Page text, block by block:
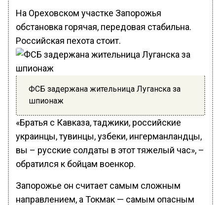
На Ореховском участке Запорожья
обстановка горячая, передовая стабильна.
Российская пехота стоит.
ФСБ задержана жительница Луганска за
шпионаж
«Братья с Кавказа, таджики, российские
украинцы, тувинцы, узбеки, ингерманландцы,
вы – русские солдаты в этот тяжелый час», –
обратился к бойцам военкор.
Запорожье он считает самым сложным
направлением, а Токмак — самым опасным